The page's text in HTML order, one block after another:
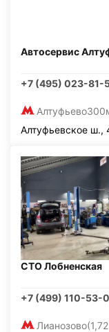
Автосервис
+7 (495) 023-81-
Алтуфьево
Алтуфьевское ш.,
СТО Лобненская
+7 (499) 110-53-
Лианозово